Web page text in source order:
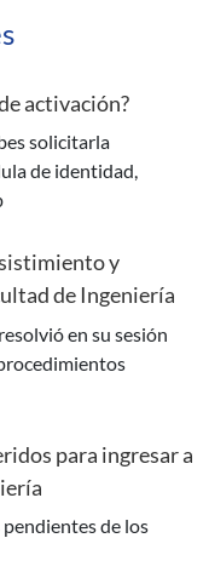
activación?
de identidad,
y
de Ingeniería
para ingresar a